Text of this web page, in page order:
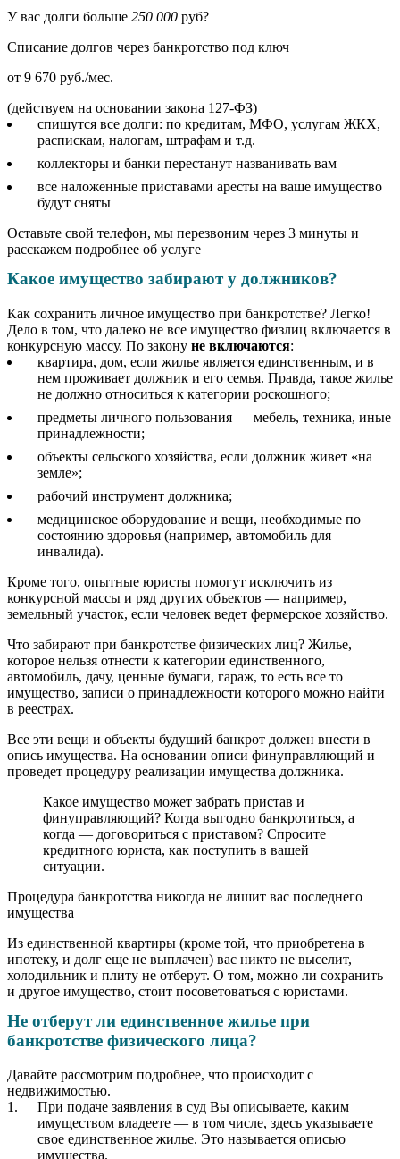
У вас долги больше 250 000 руб?
Списание долгов через банкротство под ключ
от 9 670 руб./мес.
(действуем на основании закона 127-ФЗ)
спишутся вcе долги: по кредитам, МФО, услугам ЖКХ,
распискам, налогам, штрафам и т.д.
коллекторы и банки перестанут названивать вам
все наложенные приставами аресты на ваше имущество
будут сняты
Оставьте свой телефон, мы перезвоним через 3 минуты и
расскажем подробнее об услуге
Какое имущество забирают у должников?
Как сохранить личное имущество при банкротстве? Легко!
Дело в том, что далеко не все имущество физлиц включается в
конкурсную массу. По закону не включаются:
квартира, дом, если жилье является единственным, и в
нем проживает должник и его семья. Правда, такое жилье
не должно относиться к категории роскошного;
предметы личного пользования — мебель, техника, иные
принадлежности;
объекты сельского хозяйства, если должник живет «на
земле»;
рабочий инструмент должника;
медицинское оборудование и вещи, необходимые по
состоянию здоровья (например, автомобиль для
инвалида).
Кроме того, опытные юристы помогут исключить из
конкурсной массы и ряд других объектов — например,
земельный участок, если человек ведет фермерское хозяйство.
Что забирают при банкротстве физических лиц? Жилье,
которое нельзя отнести к категории единственного,
автомобиль, дачу, ценные бумаги, гараж, то есть все то
имущество, записи о принадлежности которого можно найти
в реестрах.
Все эти вещи и объекты будущий банкрот должен внести в
опись имущества. На основании описи финуправляющий и
проведет процедуру реализации имущества должника.
Какое имущество может забрать пристав и
финуправляющий? Когда выгодно банкротиться, а
когда — договориться с приставом? Спросите
кредитного юриста, как поступить в вашей
ситуации.
Процедура банкротства никогда не лишит вас последнего
имущества
Из единственной квартиры (кроме той, что приобретена в
ипотеку, и долг еще не выплачен) вас никто не выселит,
холодильник и плиту не отберут. О том, можно ли сохранить
и другое имущество, стоит посоветоваться с юристами.
Не отберут ли единственное жилье при
банкротстве физического лица?
Давайте рассмотрим подробнее, что происходит с
недвижимостью.
При подаче заявления в суд Вы описываете, каким
имуществом владеете — в том числе, здесь указываете
свое единственное жилье. Это называется описью
имущества.